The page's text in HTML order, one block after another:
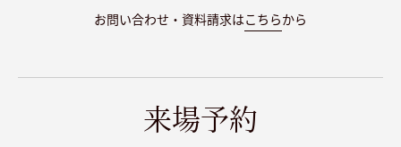
お問い合わせ・資料請求はこちらから
来場予約